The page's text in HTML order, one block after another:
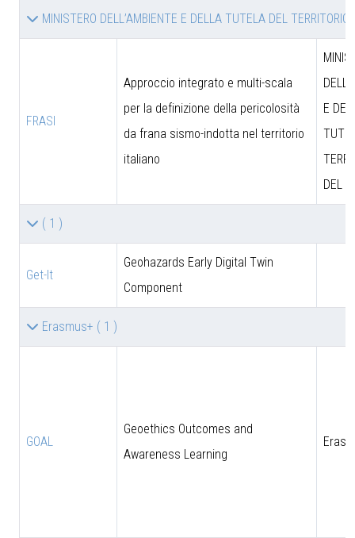
MINISTERO DELL’AMBIENTE E DELLA TUTELA DEL
FRASI
Approccio integrato e multi-scala
per la definizione della pericolosità
da frana sismo-indotta nel territorio
italiano
E
DEL
( 1 )
Get-It
Geohazards Early Digital Twin
Component
Erasmus+ ( 1 )
GOAL
Geoethics Outcomes and
Awareness Learning